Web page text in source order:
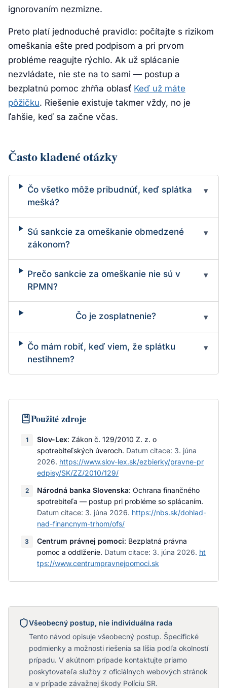
ignorovaním nezmizne.
Preto platí jednoduché pravidlo: počítajte s rizikom
omeškania ešte pred podpisom a pri prvom
probléme reagujte rýchlo. Ak už splácanie
nezvládate, nie ste na to sami — postup a
bezplatnú pomoc zhŕňa oblasť Keď už máte
pôžičku. Riešenie existuje takmer vždy, no je
ľahšie, keď sa začne včas.
Často kladené otázky
Čo všetko môže pribudnúť, keď splátka
mešká?
▾
Sú sankcie za omeškanie obmedzené
zákonom?
▾
Prečo sankcie za omeškanie nie sú v
RPMN?
▾
Čo je zosplatnenie? ▾
Čo mám robiť, keď viem, že splátku
nestihnem?
▾
Použité zdroje
1 Slov-Lex: Zákon č. 129/2010 Z. z. o
spotrebiteľských úveroch. Datum citace: 3. júna
2026. https://www.slov-lex.sk/ezbierky/pravne-pr
edpisy/SK/ZZ/2010/129/
2 Národná banka Slovenska: Ochrana finančného
spotrebiteľa — postup pri probléme so splácaním.
Datum citace: 3. júna 2026. https://nbs.sk/dohlad-
nad-financnym-trhom/ofs/
3 Centrum právnej pomoci: Bezplatná právna
pomoc a oddlženie. Datum citace: 3. júna 2026. ht
tps://www.centrumpravnejpomoci.sk
Všeobecný postup, nie individuálna rada
Tento návod opisuje všeobecný postup. Špecifické
podmienky a možnosti riešenia sa líšia podľa okolností
prípadu. V akútnom prípade kontaktujte priamo
poskytovateľa služby z oficiálnych webových stránok
a v prípade závažnej škody Políciu SR.